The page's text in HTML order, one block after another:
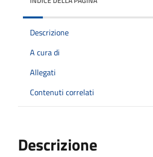
Descrizione
A cura di
Allegati
Contenuti correlati
Descrizione